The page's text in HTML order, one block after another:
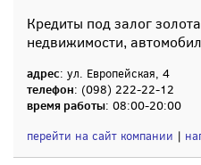
Кредиты под залог
недвижимости,
адрес: ул. Европейская, 4
телефон: (098) 222-22-12
время работы: 08:00-20:00
перейти на сайт компании |